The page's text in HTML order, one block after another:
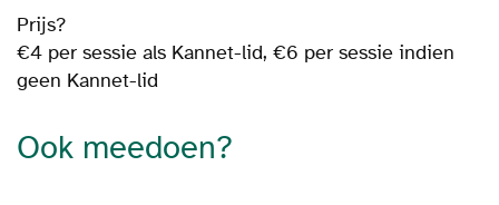
Prijs?
€4 per sessie als Kannet-lid, €6 per sessie indien
geen Kannet-lid
Ook meedoen?